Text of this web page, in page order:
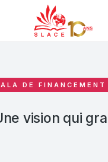
DE
vision qui